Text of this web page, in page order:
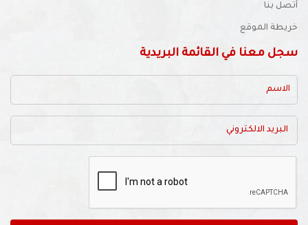
أتصل بنا
خريطة الموقع
سجل معنا في القائمة البريدية